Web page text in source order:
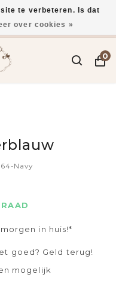
verzonden*
0
Navy
in huis!*
goed? Geld terug!
mogelijk
te verbeteren. Is dat
over cookies »